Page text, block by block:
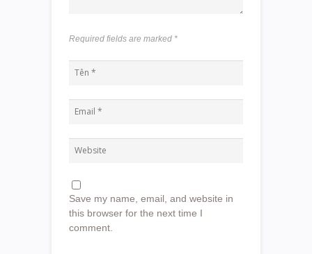
Required fields are marked *
Save my name, email, and website in
this browser for the next time I
comment.